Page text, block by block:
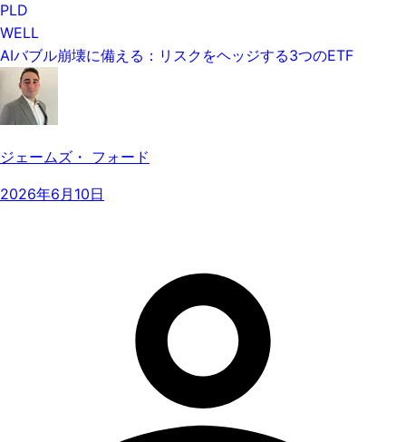
PLD
WELL
AIバブル崩壊に備える：リスクをヘッジする3つのETF
ジェームズ・ フォード
2026年6月10日